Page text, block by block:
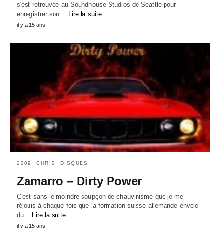
s'est retrouvée au Soundhouse-Studios de Seattle pour
enregistrer son… Lire la suite
il y a 15 ans
2009 CHRIS DISQUES
Zamarro – Dirty Power
C'est sans le moindre soupçon de chauvinisme que je me
réjouis à chaque fois que la formation suisse-allemande envoie
du… Lire la suite
il y a 15 ans